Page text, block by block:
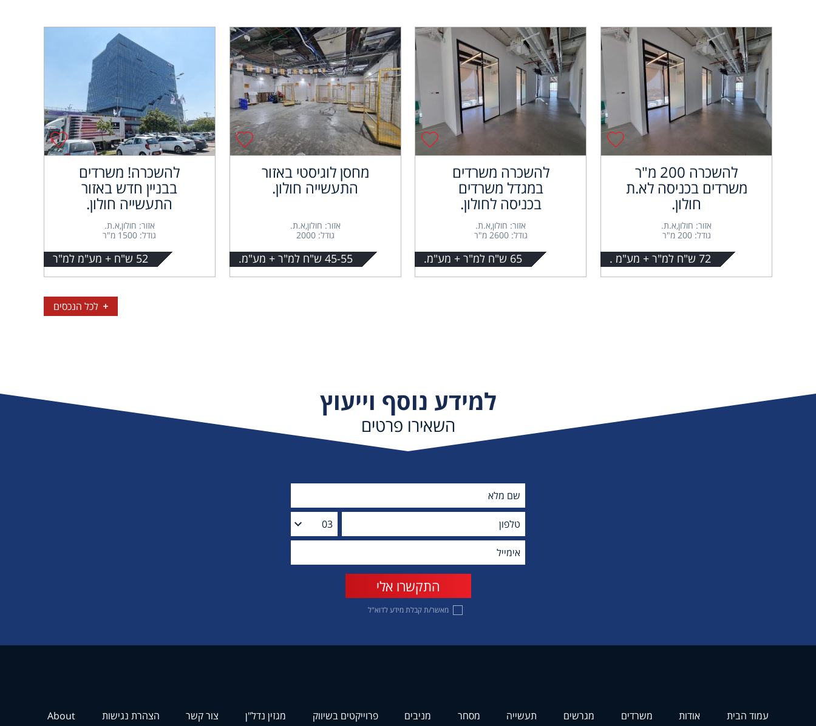
להשכרה 200 מ"ר
משרדים בכניסה לא.ת
חולון.
אזור: חולון,א.ת.
גודל: 200 מ"ר
72 ש"ח למ"ר + מע"מ .
להשכרה משרדים
במגדל משרדים
בכניסה לחולון.
אזור: חולון,א.ת.
גודל: 2600 מ"ר
65 ש"ח למ"ר + מע"מ.
מחסן לוגיסטי באזור
התעשייה חולון.
אזור: חולון,א.ת.
גודל: 2000
45-55 ש"ח למ"ר + מע"מ.
להשכרה! משרדים
בבניין חדש באזור
התעשייה חולון.
אזור: חולון,א.ת.
גודל: 1500 מ"ר
52 ש"ח + מע"מ למ"ר
לכל הנכסים
למידע נוסף וייעוץ
השאירו פרטים
מאשר/ת קבלת מידע לדוא"ל
עמוד הבית אודות משרדים מגרשים תעשייה מסחר מניבים פרוייקטים בשיווק מגזין נדל"ן צור קשר הצהרת נגישות About